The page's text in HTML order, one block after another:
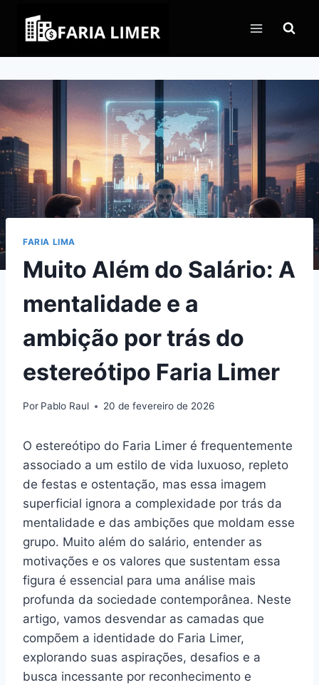
FARIA LIMA
Muito Além do Salário: A
mentalidade e a
ambição por trás do
estereótipo Faria Limer
Por Pablo Raul 20 de fevereiro de 2026
O estereótipo do Faria Limer é frequentemente
associado a um estilo de vida luxuoso, repleto
de festas e ostentação, mas essa imagem
superficial ignora a complexidade por trás da
mentalidade e das ambições que moldam esse
grupo. Muito além do salário, entender as
motivações e os valores que sustentam essa
figura é essencial para uma análise mais
profunda da sociedade contemporânea. Neste
artigo, vamos desvendar as camadas que
compõem a identidade do Faria Limer,
explorando suas aspirações, desafios e a
busca incessante por reconhecimento e